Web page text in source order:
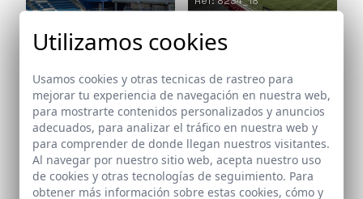
Ref: 8234_20
Ref: 8234_21
Utilizamos cookies
Usamos cookies y otras tecnicas de rastreo para
mejorar tu experiencia de navegación en nuestra web,
para mostrarte contenidos personalizados y anuncios
adecuados, para analizar el tráfico en nuestra web y
para comprender de donde llegan nuestros visitantes.
Al navegar por nuestro sitio web, acepta nuestro uso
de cookies y otras tecnologías de seguimiento. Para
obtener más información sobre estas cookies, cómo y